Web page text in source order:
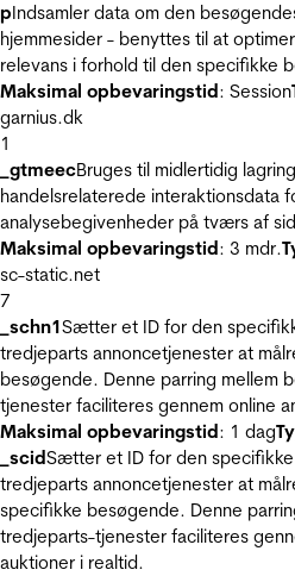
pIndsamler data om den
hjemmesider - benyttes til at
relevans i forhold til den specifikke
Maksimal opbevaringstid: Session
garnius.dk
1
_gtmeecBruges til midlertidig
handelsrelaterede interaktionsdata
analysebegivenheder på tværs af
Maksimal opbevaringstid: 3 mdr.
sc-static.net
7
_schn1Sætter et ID for den
tredjeparts annoncetjenester at
besøgende. Denne parring mellem
tjenester faciliteres gennem online
Maksimal opbevaringstid: 1 dag
_scidSætter et ID for den
tredjeparts annoncetjenester at
specifikke besøgende. Denne
tredjeparts-tjenester faciliteres
auktioner i realtid.